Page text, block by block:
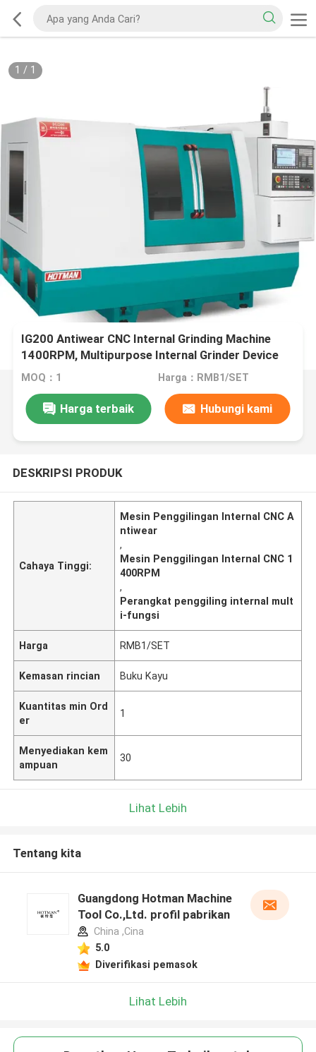
1 / 1
IG200 Antiwear CNC Internal Grinding Machine
1400RPM, Multipurpose Internal Grinder Device
MOQ：1 Harga：RMB1/SET
Harga terbaik Hubungi kami
DESKRIPSI PRODUK
Cahaya Tinggi:
Mesin Penggilingan Internal CNC A
ntiwear
,
Mesin Penggilingan Internal CNC 1
400RPM
,
Perangkat penggiling internal mult
i-fungsi
Harga RMB1/SET
Kemasan rincian Buku Kayu
Kuantitas min Ord
er
1
Menyediakan kem
ampuan
30
Lihat Lebih
Tentang kita
Guangdong Hotman Machine
Tool Co.,Ltd. profil pabrikan
China ,Cina
5.0
Diverifikasi pemasok
Lihat Lebih